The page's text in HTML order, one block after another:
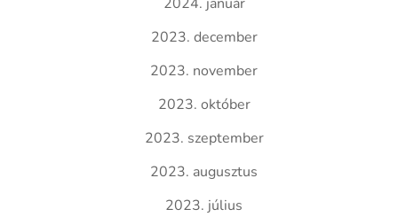
2023. december
2023. november
2023. október
2023. szeptember
2023. augusztus
2023. július